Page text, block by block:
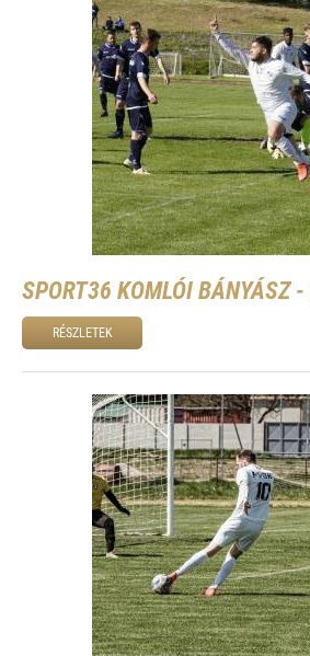
SPORT36 KOMLÓI BÁNYÁSZ
RÉSZLETEK